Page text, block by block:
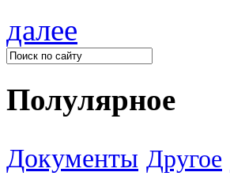
далее
Полулярное
Документы Другое